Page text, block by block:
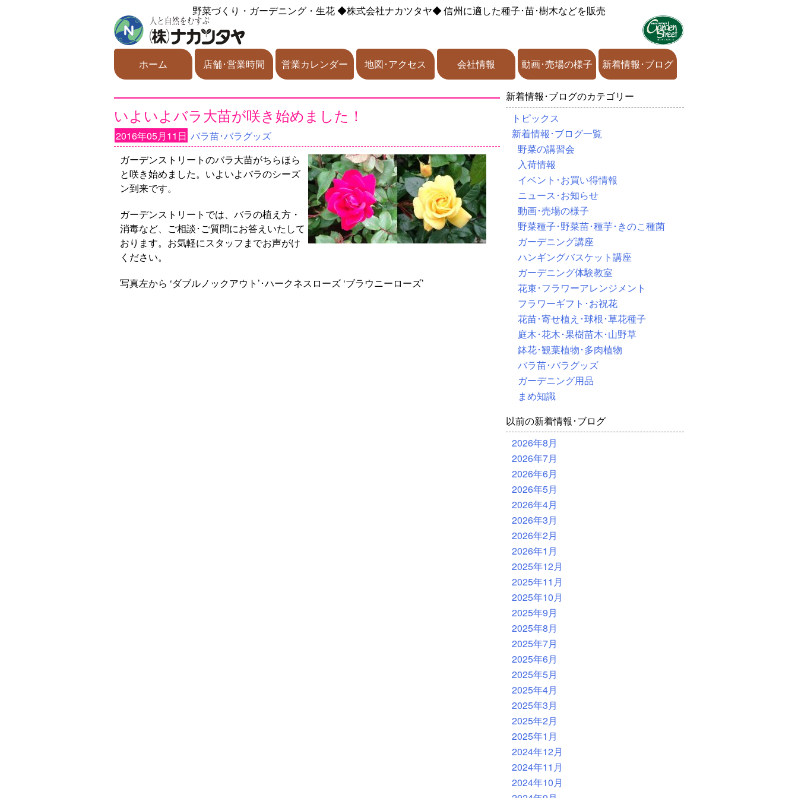
野菜づくり・ガーデニング・生花◆株式会社ナカツタヤ◆信州に適した種子･苗･樹木などを販売
ホーム 店舗･営業時間 営業カレンダー 地図･アクセス 会社情報 動画･売場の様子 新着情報･ブログ
いよいよバラ大苗が咲き始めました！
2016年05月11日 バラ苗･バラグッズ
ガーデンストリートのバラ大苗がちらほら
と咲き始めました。いよいよバラのシーズ
ン到来です。
ガーデンストリートでは、バラの植え方・
消毒など、ご相談･ご質問にお答えいたして
おります。お気軽にスタッフまでお声がけ
ください。
写真左から ‘ダブルノックアウト’･ハークネスローズ ‘ブラウニーローズ’
新着情報･ブログのカテゴリー
トピックス
新着情報･ブログ一覧
野菜の講習会
入荷情報
イベント･お買い得情報
ニュース･お知らせ
動画･売場の様子
野菜種子･野菜苗･種芋･きのこ種菌
ガーデニング講座
ハンギングバスケット講座
ガーデニング体験教室
花束･フラワーアレンジメント
フラワーギフト･お祝花
花苗･寄せ植え･球根･草花種子
庭木･花木･果樹苗木･山野草
鉢花･観葉植物･多肉植物
バラ苗･バラグッズ
ガーデニング用品
まめ知識
以前の新着情報･ブログ
2026年8月
2026年7月
2026年6月
2026年5月
2026年4月
2026年3月
2026年2月
2026年1月
2025年12月
2025年11月
2025年10月
2025年9月
2025年8月
2025年7月
2025年6月
2025年5月
2025年4月
2025年3月
2025年2月
2025年1月
2024年12月
2024年11月
2024年10月